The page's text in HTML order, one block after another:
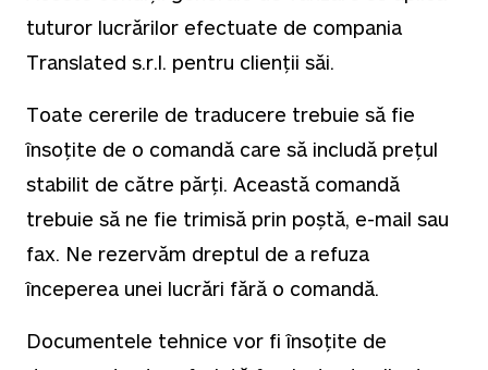
tuturor lucrărilor efectuate de compania
Translated s.r.l. pentru clienții săi.
Toate cererile de traducere trebuie să fie
însoțite de o comandă care să includă prețul
stabilit de către părți. Această comandă
trebuie să ne fie trimisă prin poștă, e-mail sau
fax. Ne rezervăm dreptul de a refuza
începerea unei lucrări fără o comandă.
Documentele tehnice vor fi însoțite de